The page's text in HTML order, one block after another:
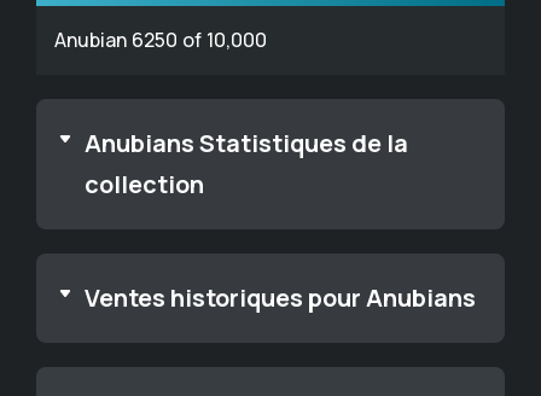
Anubian 6250 of 10,000
Anubians Statistiques de la
collection
Ventes historiques pour Anubians